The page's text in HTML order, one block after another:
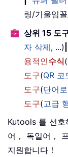
링/기울임
상위 15 도
자 삭제, ...)
용적인수식(
도구(QR 코
도구(단어
도구(고급
Kutools 를 선호
어， 독일어，
지원합니다！